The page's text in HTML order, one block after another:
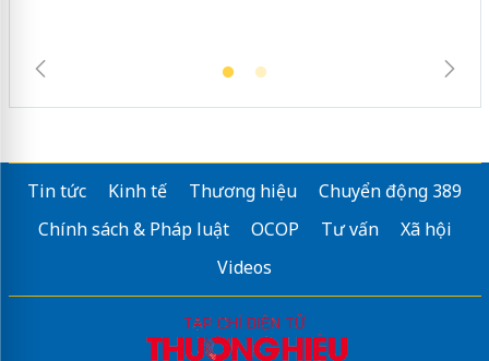
Tin tức Kinh tế Thương hiệu
Chuyển động 389
Chính sách & Pháp luật
OCOP Tư vấn
Xã hội
Videos